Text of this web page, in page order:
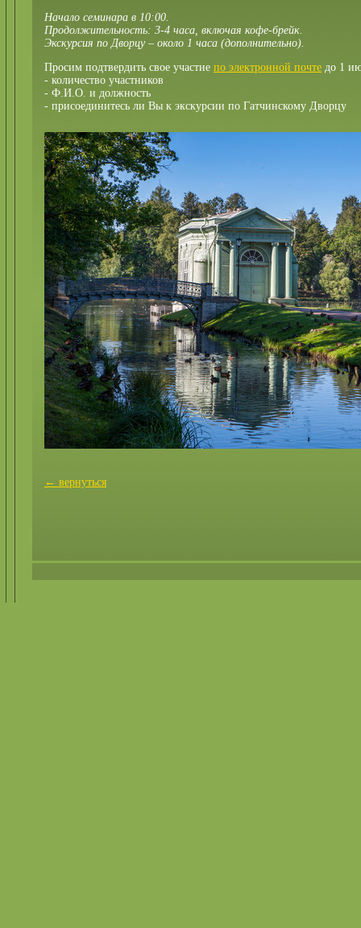
Начало семинара в 10:00.
Продолжительность: 3-4 часа, включая кофе-брейк.
Экскурсия по Дворцу – около 1 часа (дополнительно).
Просим подтвердить свое участие по электронной почте до 1
- количество участников
- Ф.И.О. и должность
- присоединитесь ли Вы к экскурсии по Гатчинскому Дворцу
← вернуться